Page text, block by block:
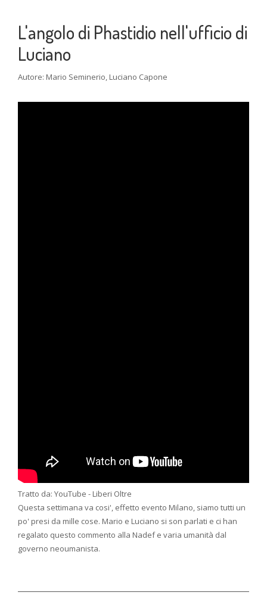
L'angolo di Phastidio nell'ufficio di
Luciano
Autore: Mario Seminerio, Luciano Capone
Tratto da: YouTube - Liberi Oltre
Questa settimana va cosi', effetto evento Milano, siamo tutti un
po' presi da mille cose. Mario e Luciano si son parlati e ci han
regalato questo commento alla Nadef e varia umanità dal
governo neoumanista.